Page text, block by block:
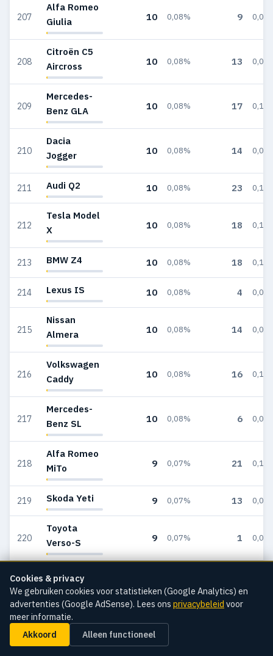
Cookies & privacy
We gebruiken cookies voor statistieken (Google Analytics) en
advertenties (Google AdSense). Lees ons privacybeleid voor
meer informatie.
Akkoord Alleen functioneel
207
Alfa Romeo
Giulia
10 0,08% 9
208
Citroën C5
Aircross
10 0,08% 13
209
Mercedes-
Benz GLA
10 0,08% 17
210
Dacia
Jogger
10 0,08% 14
211 Audi Q2 10 0,08% 23
212
Tesla Model
X
10 0,08% 18
213 BMW Z4 10 0,08% 18
214 Lexus IS 10 0,08% 4
215
Nissan
Almera
10 0,08% 14
216
Volkswagen
Caddy
10 0,08% 16
217
Mercedes-
Benz SL
10 0,08% 6
218
Alfa Romeo
MiTo
9 0,07% 21
219 Skoda Yeti 9 0,07% 13
220
Toyota
Verso-S
9 0,07% 1
221
Renault
Trafic
Renault
Symbioz
9 0,07%